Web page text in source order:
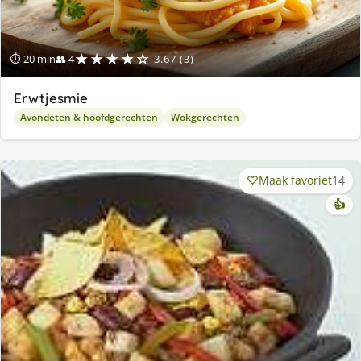
⏱ 20 min👥 4★★★★☆ 3.67 (3)
Erwtjesmie
Avondeten & hoofdgerechten Wokgerechten
Maak favoriet14
👍